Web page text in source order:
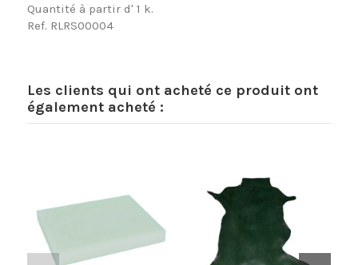
Quantité à partir d' 1 k.
Ref. RLRS00004
Les clients qui ont acheté ce produit ont
également acheté :